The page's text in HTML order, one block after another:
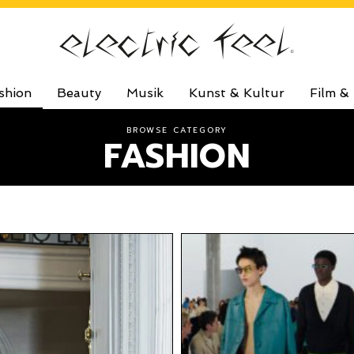
Beauty Musik Kunst & Kultur Film &
BROWSE CATEGORY
FASHION